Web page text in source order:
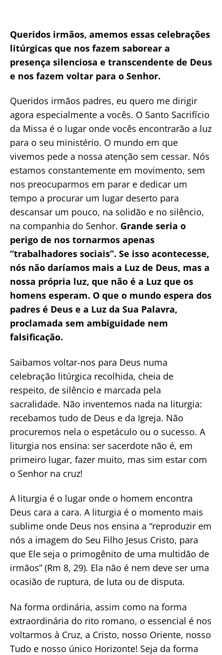
Queridos irmãos, amemos essas celebrações
litúrgicas que nos fazem saborear a
presença silenciosa e transcendente de Deus
e nos fazem voltar para o Senhor.
Queridos irmãos padres, eu quero me dirigir
agora especialmente a vocês. O Santo Sacrifício
da Missa é o lugar onde vocês encontrarão a luz
para o seu ministério. O mundo em que
vivemos pede a nossa atenção sem cessar. Nós
estamos constantemente em movimento, sem
nos preocuparmos em parar e dedicar um
tempo a procurar um lugar deserto para
descansar um pouco, na solidão e no silêncio,
na companhia do Senhor. Grande seria o
perigo de nos tornarmos apenas
“trabalhadores sociais”. Se isso acontecesse,
nós não daríamos mais a Luz de Deus, mas a
nossa própria luz, que não é a Luz que os
homens esperam. O que o mundo espera dos
padres é Deus e a Luz da Sua Palavra,
proclamada sem ambiguidade nem
falsificação.
Saibamos voltar-nos para Deus numa
celebração litúrgica recolhida, cheia de
respeito, de silêncio e marcada pela
sacralidade. Não inventemos nada na liturgia:
recebamos tudo de Deus e da Igreja. Não
procuremos nela o espetáculo ou o sucesso. A
liturgia nos ensina: ser sacerdote não é, em
primeiro lugar, fazer muito, mas sim estar com
o Senhor na cruz!
A liturgia é o lugar onde o homem encontra
Deus cara a cara. A liturgia é o momento mais
sublime onde Deus nos ensina a “reproduzir em
nós a imagem do Seu Filho Jesus Cristo, para
que Ele seja o primogênito de uma multidão de
irmãos” (Rm 8, 29). Ela não é nem deve ser uma
ocasião de ruptura, de luta ou de disputa.
Na forma ordinária, assim como na forma
extraordinária do rito romano, o essencial é nos
voltarmos à Cruz, a Cristo, nosso Oriente, nosso
Tudo e nosso único Horizonte! Seja da forma